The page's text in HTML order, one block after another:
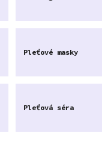
Pleťové masky
Pleťová séra